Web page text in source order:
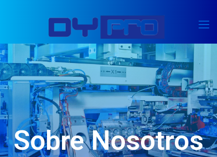
Sobre Nosotros